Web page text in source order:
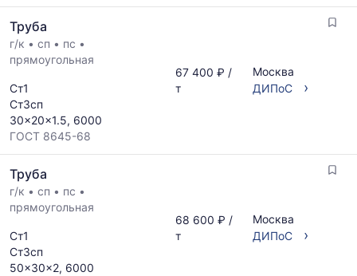
Труба
г/к • сп • пс •
прямоугольная
Ст1
Ст3сп
30x20x1.5, 6000
ГОСТ 8645-68
67 400 ₽ /
т
Москва
ДИПоС
›
Труба
г/к • сп • пс •
прямоугольная
Ст1
Ст3сп
50x30x2, 6000
68 600 ₽ /
т
Москва
ДИПоС
›